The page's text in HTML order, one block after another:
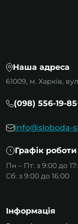
Наша адреса
61009, м. Харків,
(098) 556-19-85
info@sloboda-
Графік роботи
Пн – Пт: з 9:00 до
Сб: з 9:00 до 16:00
Інформація